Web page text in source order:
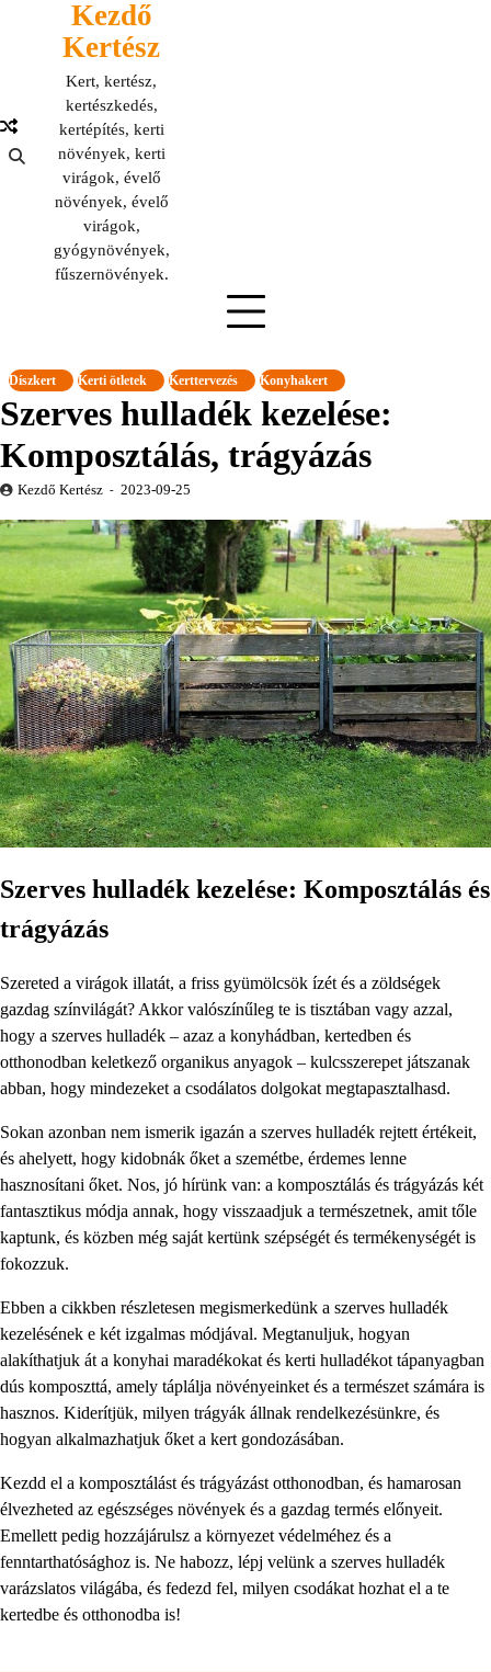
Kezdő
Kertész
Kert, kertész,
kertészkedés,
kertépítés, kerti
növények, kerti
virágok, évelő
növények, évelő
virágok,
gyógynövények,
fűszernövények.
Díszkert Kerti ötletek Kerttervezés Konyhakert
Szerves hulladék kezelése:
Komposztálás, trágyázás
Kezdő Kertész 2023-09-25
Szerves hulladék kezelése: Komposztálás és
trágyázás
Szereted a virágok illatát, a friss gyümölcsök ízét és a zöldségek
gazdag színvilágát? Akkor valószínűleg te is tisztában vagy azzal,
hogy a szerves hulladék – azaz a konyhádban, kertedben és
otthonodban keletkező organikus anyagok – kulcsszerepet játszanak
abban, hogy mindezeket a csodálatos dolgokat megtapasztalhasd.
Sokan azonban nem ismerik igazán a szerves hulladék rejtett értékeit,
és ahelyett, hogy kidobnák őket a szemétbe, érdemes lenne
hasznosítani őket. Nos, jó hírünk van: a komposztálás és trágyázás két
fantasztikus módja annak, hogy visszaadjuk a természetnek, amit tőle
kaptunk, és közben még saját kertünk szépségét és termékenységét is
fokozzuk.
Ebben a cikkben részletesen megismerkedünk a szerves hulladék
kezelésének e két izgalmas módjával. Megtanuljuk, hogyan
alakíthatjuk át a konyhai maradékokat és kerti hulladékot tápanyagban
dús komposzttá, amely táplálja növényeinket és a természet számára is
hasznos. Kiderítjük, milyen trágyák állnak rendelkezésünkre, és
hogyan alkalmazhatjuk őket a kert gondozásában.
Kezdd el a komposztálást és trágyázást otthonodban, és hamarosan
élvezheted az egészséges növények és a gazdag termés előnyeit.
Emellett pedig hozzájárulsz a környezet védelméhez és a
fenntarthatósághoz is. Ne habozz, lépj velünk a szerves hulladék
varázslatos világába, és fedezd fel, milyen csodákat hozhat el a te
kertedbe és otthonodba is!